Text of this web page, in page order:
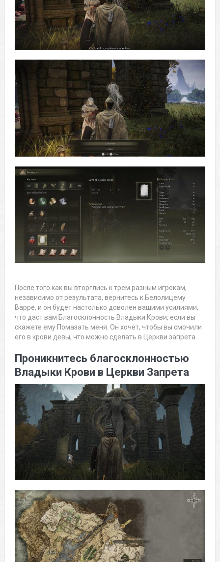
После того как вы вторглись к трем разным игрокам,
независимо от результата, вернитесь к Белолицему
Варре, и он будет настолько доволен вашими усилиями,
что даст вам Благосклонность Владыки Крови, если вы
скажете ему Помазать меня. Он хочет, чтобы вы смочили
его в крови девы, что можно сделать в Церкви запрета.
Проникнитесь благосклонностью
Владыки Крови в Церкви Запрета